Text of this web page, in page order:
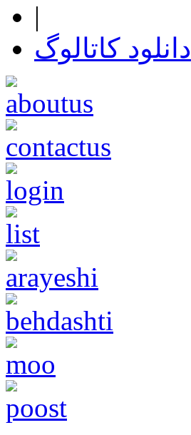
|
دانلود کاتالوگ